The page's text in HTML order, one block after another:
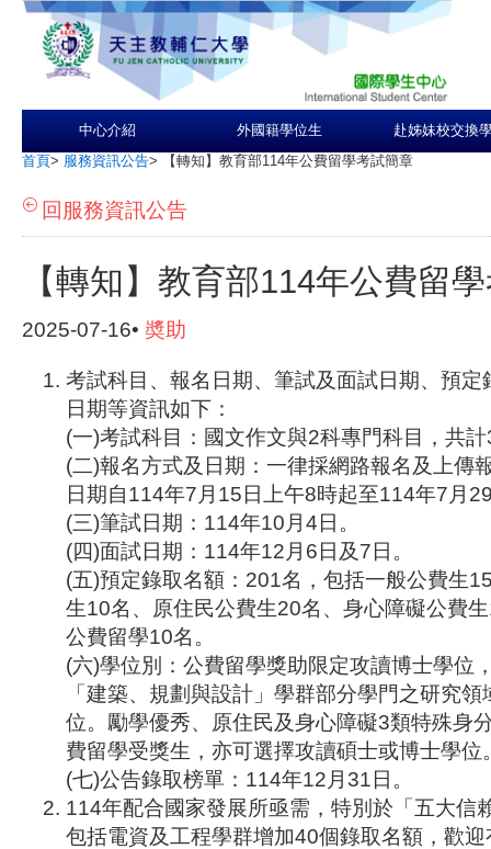
中心介紹 外國籍學位生 赴姊妹校交換
首頁> 服務資訊公告> 【轉知】教育部114年公費留學考試簡章
回服務資訊公告
【轉知】教育部114年公費留
2025-07-16• 奬助
考試科目、報名日期、筆試及面試日期、預定
日期等資訊如下：
(一)考試科目：國文作文與2科專門科目，共
(二)報名方式及日期：一律採網路報名及上傳
日期自114年7月15日上午8時起至114年7月
(三)筆試日期：114年10月4日。
(四)面試日期：114年12月6日及7日。
(五)預定錄取名額：201名，包括一般公費生
生10名、原住民公費生20名、身心障礙公費
公費留學10名。
(六)學位別：公費留學獎助限定攻讀博士學位
「建築、規劃與設計」學群部分學門之研究
位。勵學優秀、原住民及身心障礙3類特殊身
費留學受獎生，亦可選擇攻讀碩士或博士學位
(七)公告錄取榜單：114年12月31日。
114年配合國家發展所亟需，特別於「五大信
包括電資及工程學群增加40個錄取名額，歡